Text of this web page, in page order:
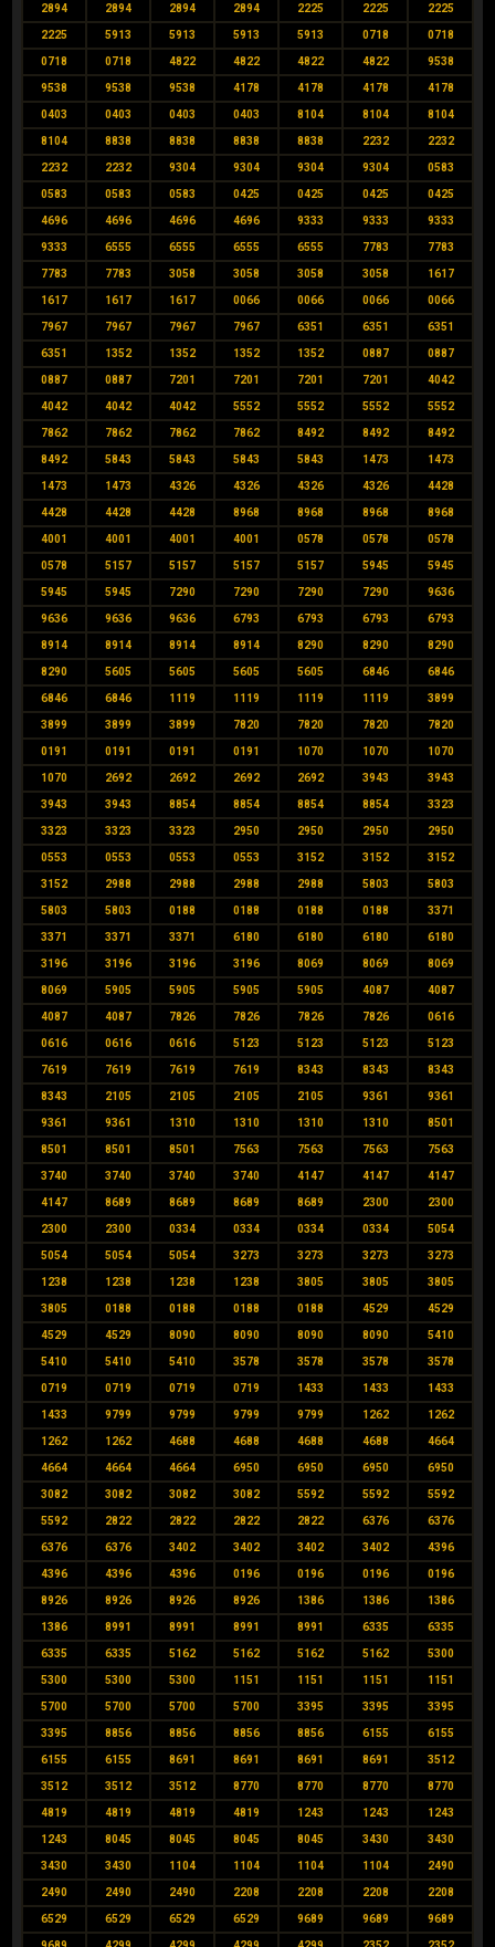
2894 2894 2894 2894 2225 2225 2225
2225 5913 5913 5913 5913 0718 0718
0718 0718 4822 4822 4822 4822 9538
9538 9538 9538 4178 4178 4178 4178
0403 0403 0403 0403 8104 8104 8104
8104 8838 8838 8838 8838 2232 2232
2232 2232 9304 9304 9304 9304 0583
0583 0583 0583 0425 0425 0425 0425
4696 4696 4696 4696 9333 9333 9333
9333 6555 6555 6555 6555 7783 7783
7783 7783 3058 3058 3058 3058 1617
1617 1617 1617 0066 0066 0066 0066
7967 7967 7967 7967 6351 6351 6351
6351 1352 1352 1352 1352 0887 0887
0887 0887 7201 7201 7201 7201 4042
4042 4042 4042 5552 5552 5552 5552
7862 7862 7862 7862 8492 8492 8492
8492 5843 5843 5843 5843 1473 1473
1473 1473 4326 4326 4326 4326 4428
4428 4428 4428 8968 8968 8968 8968
4001 4001 4001 4001 0578 0578 0578
0578 5157 5157 5157 5157 5945 5945
5945 5945 7290 7290 7290 7290 9636
9636 9636 9636 6793 6793 6793 6793
8914 8914 8914 8914 8290 8290 8290
8290 5605 5605 5605 5605 6846 6846
6846 6846 1119 1119 1119 1119 3899
3899 3899 3899 7820 7820 7820 7820
0191 0191 0191 0191 1070 1070 1070
1070 2692 2692 2692 2692 3943 3943
3943 3943 8854 8854 8854 8854 3323
3323 3323 3323 2950 2950 2950 2950
0553 0553 0553 0553 3152 3152 3152
3152 2988 2988 2988 2988 5803 5803
5803 5803 0188 0188 0188 0188 3371
3371 3371 3371 6180 6180 6180 6180
3196 3196 3196 3196 8069 8069 8069
8069 5905 5905 5905 5905 4087 4087
4087 4087 7826 7826 7826 7826 0616
0616 0616 0616 5123 5123 5123 5123
7619 7619 7619 7619 8343 8343 8343
8343 2105 2105 2105 2105 9361 9361
9361 9361 1310 1310 1310 1310 8501
8501 8501 8501 7563 7563 7563 7563
3740 3740 3740 3740 4147 4147 4147
4147 8689 8689 8689 8689 2300 2300
2300 2300 0334 0334 0334 0334 5054
5054 5054 5054 3273 3273 3273 3273
1238 1238 1238 1238 3805 3805 3805
3805 0188 0188 0188 0188 4529 4529
4529 4529 8090 8090 8090 8090 5410
5410 5410 5410 3578 3578 3578 3578
0719 0719 0719 0719 1433 1433 1433
1433 9799 9799 9799 9799 1262 1262
1262 1262 4688 4688 4688 4688 4664
4664 4664 4664 6950 6950 6950 6950
3082 3082 3082 3082 5592 5592 5592
5592 2822 2822 2822 2822 6376 6376
6376 6376 3402 3402 3402 3402 4396
4396 4396 4396 0196 0196 0196 0196
8926 8926 8926 8926 1386 1386 1386
1386 8991 8991 8991 8991 6335 6335
6335 6335 5162 5162 5162 5162 5300
5300 5300 5300 1151 1151 1151 1151
5700 5700 5700 5700 3395 3395 3395
3395 8856 8856 8856 8856 6155 6155
6155 6155 8691 8691 8691 8691 3512
3512 3512 3512 8770 8770 8770 8770
4819 4819 4819 4819 1243 1243 1243
1243 8045 8045 8045 8045 3430 3430
3430 3430 1104 1104 1104 1104 2490
2490 2490 2490 2208 2208 2208 2208
6529 6529 6529 6529 9689 9689 9689